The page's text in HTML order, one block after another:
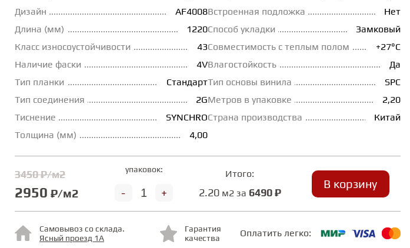
Дизайн
AF4008
Длина (мм)
1220
Класс износоустойчивости
43
Наличие фаски
4V
Тип планки
Стандарт
Тип соединения
2G
Тиснение
SYNCHRO
Толщина (мм)
4,00
Встроенная подложка
Нет
Способ укладки
Замковый
Совместимость с теплым полом
+27°С
Влагостойкость
Да
Тип основы винила
SPC
Метров в упаковке
2,20
Страна производства
Китай
3450 ₽/м2
2950 ₽/м2
упаковок:
+
-
Итого:
2.20м2 за 6490 ₽
В корзину
Самовывоз со склада.
Ясный проезд 1А
Гарантия
качества
Оплатить легко: